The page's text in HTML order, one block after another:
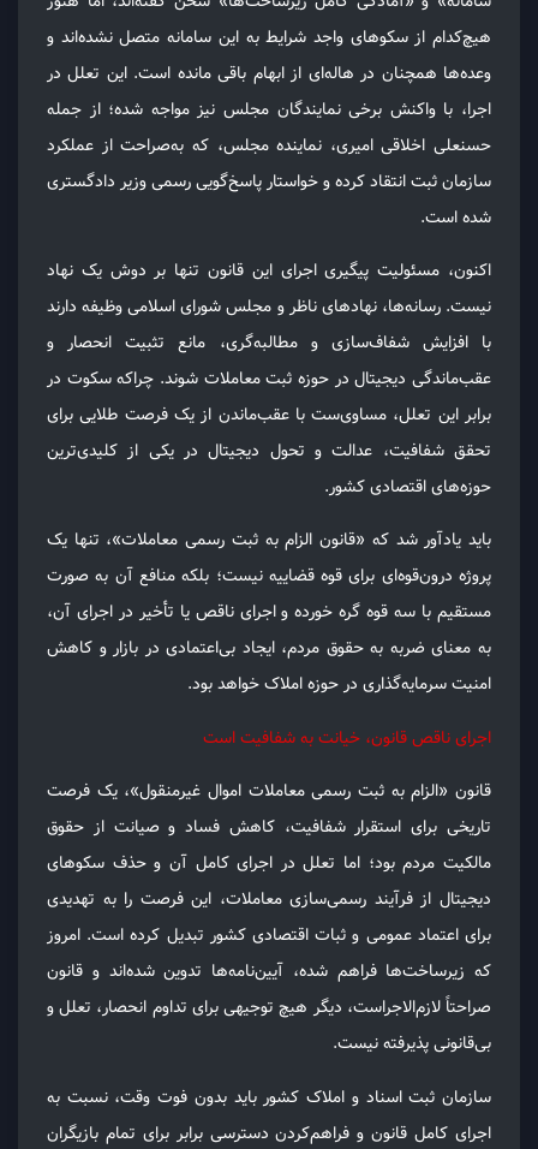
هیچ‌کدام از سکوهای واجد شرایط به این سامانه متصل نشده‌اند و
وعده‌ها همچنان در هاله‌ای از ابهام باقی مانده است. این تعلل در
اجرا، با واکنش برخی نمایندگان مجلس نیز مواجه شده؛ از جمله
حسنعلی اخلاقی امیری، نماینده مجلس، که به‌صراحت از عملکرد
سازمان ثبت انتقاد کرده و خواستار پاسخ‌گویی رسمی وزیر دادگستری
شده است.
اکنون، مسئولیت پیگیری اجرای این قانون تنها بر دوش یک نهاد
نیست. رسانه‌ها، نهادهای ناظر و مجلس شورای اسلامی وظیفه دارند
با افزایش شفاف‌سازی و مطالبه‌گری، مانع تثبیت انحصار و
عقب‌ماندگی دیجیتال در حوزه ثبت معاملات شوند. چراکه سکوت در
برابر این تعلل، مساوی‌ست با عقب‌ماندن از یک فرصت طلایی برای
تحقق شفافیت، عدالت و تحول دیجیتال در یکی از کلیدی‌ترین
حوزه‌های اقتصادی کشور.
باید یادآور شد که «قانون الزام به ثبت رسمی معاملات»، تنها یک
پروژه درون‌قوه‌ای برای قوه قضاییه نیست؛ بلکه منافع آن به صورت
مستقیم با سه قوه گره خورده و اجرای ناقص یا تأخیر در اجرای آن،
به معنای ضربه به حقوق مردم، ایجاد بی‌اعتمادی در بازار و کاهش
امنیت سرمایه‌گذاری در حوزه املاک خواهد بود.
اجرای ناقص قانون، خیانت به شفافیت است
قانون «الزام به ثبت رسمی معاملات اموال غیرمنقول»، یک فرصت
تاریخی برای استقرار شفافیت، کاهش فساد و صیانت از حقوق
مالکیت مردم بود؛ اما تعلل در اجرای کامل آن و حذف سکوهای
دیجیتال از فرآیند رسمی‌سازی معاملات، این فرصت را به تهدیدی
برای اعتماد عمومی و ثبات اقتصادی کشور تبدیل کرده است. امروز
که زیرساخت‌ها فراهم شده، آیین‌نامه‌ها تدوین شده‌اند و قانون
صراحتاً لازم‌الاجراست، دیگر هیچ توجیهی برای تداوم انحصار، تعلل و
بی‌قانونی پذیرفته نیست.
سازمان ثبت اسناد و املاک کشور باید بدون فوت وقت، نسبت به
اجرای کامل قانون و فراهم‌کردن دسترسی برابر برای تمام بازیگران